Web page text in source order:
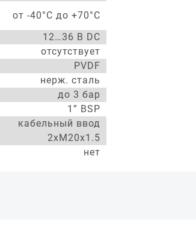
от -40°С до +70°С
12…36 В DC
отсутствует
PVDF
нерж. сталь
до 3 бар
1” BSP
кабельный ввод
2xM20x1.5
нет